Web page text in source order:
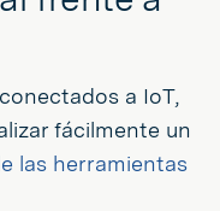
a IoT,
fácilmente un
las herramientas